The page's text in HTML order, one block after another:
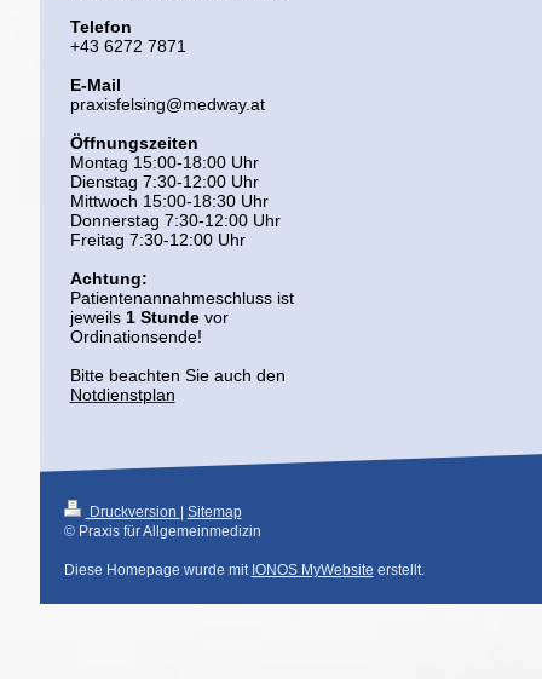
Telefon
+43 6272 7871
E-Mail
praxisfelsing@medway.at
Öffnungszeiten
Montag 15:00-18:00 Uhr
Dienstag 7:30-12:00 Uhr
Mittwoch 15:00-18:30 Uhr
Donnerstag 7:30-12:00 Uhr
Freitag 7:30-12:00 Uhr
Achtung:
Patientenannahmeschluss ist
jeweils 1 Stundevor
Ordinationsende!
Bitte beachten Sie auch den
Notdienstplan
Druckversion
Sitemap
© Praxis für Allgemeinmedizin
Diese Homepage wurde mit IONOS MyWebsite erstellt.